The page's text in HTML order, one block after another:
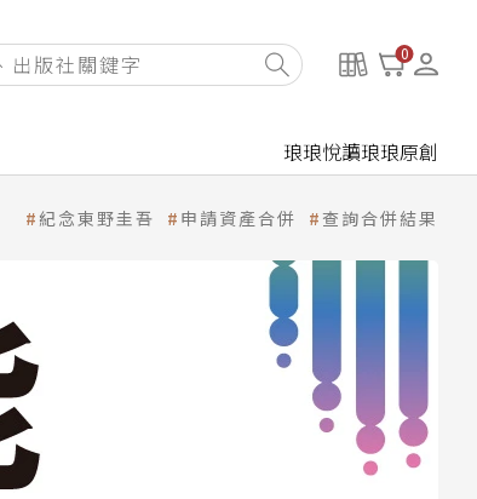
0
琅琅悅讀琅琅原創
紀念東野圭吾 申請資產合併 查詢合併結果